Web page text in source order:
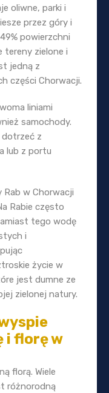
oliwne, parki i
przez góry i
powierzchni
tereny zielone i
jedną z
części Chorwacji.
liniami
samochody.
dotrzeć z
lub z portu
Rab w Chorwacji
Rabie często
tego wodę
i
życie w
jest dumne ze
zielonej natury.
i florę w
florą. Wiele
różnorodną